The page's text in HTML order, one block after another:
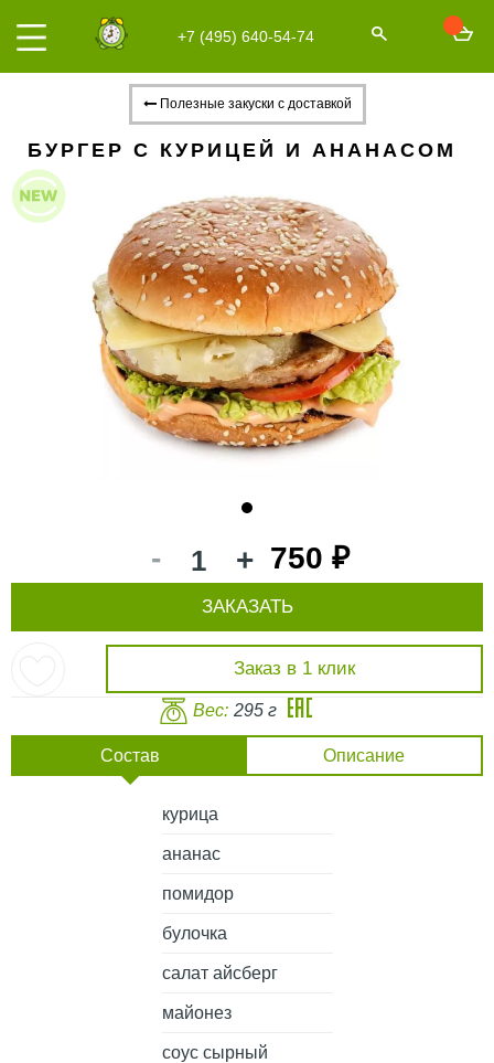
+7 (495) 640-54-74
Полезные закуски с доставкой
БУРГЕР С КУРИЦЕЙ И АНАНАСОМ
- + 750 ₽
Заказ в 1 клик
ЗАКАЗАТЬ
Вес: 295 г
Состав Описание
курица
ананас
помидор
булочка
салат айсберг
майонез
соус сырный